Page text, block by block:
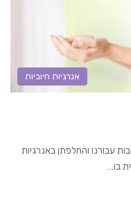
אנרגיות חיוביות
עבורנו והחלפתן באנרגיות
בו…